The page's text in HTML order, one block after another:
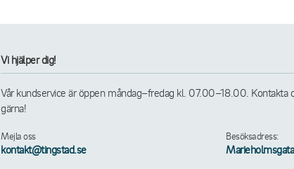
Vi hjälper dig!
Vår kundservice är öppen måndag–fredag kl. 07.00–18.00.
gärna!
Mejla oss
kontakt@tingstad.se
Besöksadress: